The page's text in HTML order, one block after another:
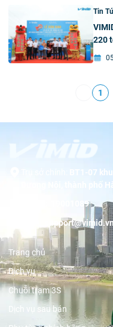
Tin
220
tầm
1
BT1-07
Dương Nội, thành phố
19001089
Trang chủ
Dịch vụ
Chuỗi trạm 3S
Dịch vụ sau bán